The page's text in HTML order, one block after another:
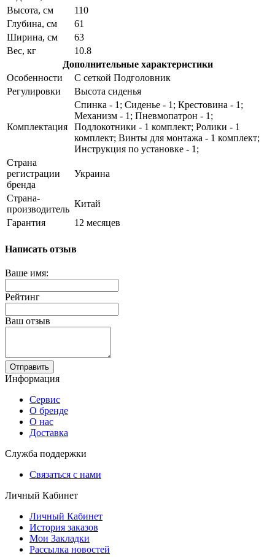
Высота, см
110
Глубина, см
61
Ширина, см
63
Вес, кг
10.8
Дополнительные характеристики
Особенности
С сеткой Подголовник
Регулировки
Высота сиденья
Комплектация
Спинка - 1; Сиденье - 1; Крестовина - 1;
Механизм - 1; Пневмопатрон - 1;
Подлокотники - 1 комплект; Ролики - 1
комплект; Винты для монтажа - 1 комплект;
Инструкция по установке - 1;
Страна
регистрации
бренда
Украина
Страна-
производитель
Китай
Гарантия
12 месяцев
Написать отзыв
Ваше имя:
Рейтинг
Ваш отзыв
Отправить
Информация
Сервис
О бренде
О нас
Доставка
Служба поддержки
Связаться с нами
Личный Кабинет
Личный Кабинет
История заказов
Мои Закладки
Рассылка новостей